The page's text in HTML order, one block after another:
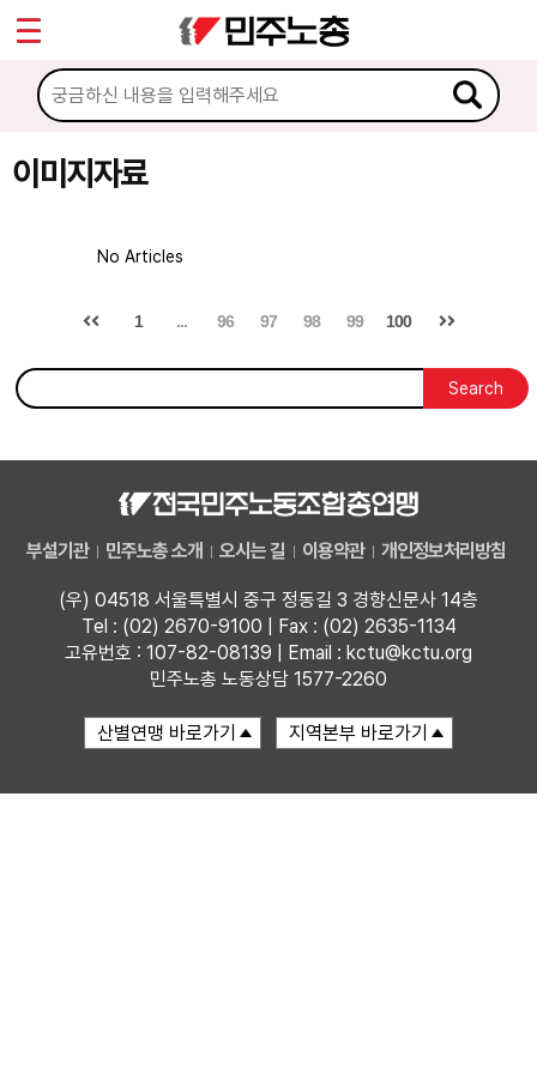
이미지자료
No Articles
1 ... 96 97 98 99 100
Search
부설기관 민주노총 소개 오시는 길 이용약관 개인정보처리방침
(우) 04518 서울특별시 중구 정동길 3 경향신문사 14층
Tel : (02) 2670-9100 | Fax : (02) 2635-1134
고유번호 : 107-82-08139 | Email : kctu@kctu.org
민주노총 노동상담 1577-2260
마이페이지
소개
소식
문서자료
이미지자료
미디어자료
부설기관
Sketchbook5, 스케치북5
Sketchbook5, 스케치북5